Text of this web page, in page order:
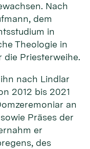
Nach
dem
in
Theologie in
Priesterweihe.
nach Lindlar
2012 bis 2021
an
Präses der
er
des